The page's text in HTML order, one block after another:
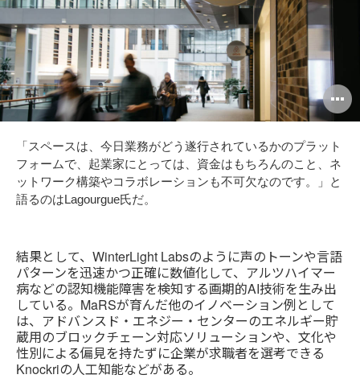
「スペースは、今日業務がどう遂行されているかのプラット
フォームで、起業家にとっては、資金はもちろんのこと、ネ
ットワーク構築やコラボレーションも不可欠なのです。」と
語るのはLagourgue氏だ。
結果として、WinterLight Labsのように声のトーンや言語
パターンを迅速かつ正確に数値化して、アルツハイマー
病などの認知機能障害を検知する画期的AI技術を生み出
している。MaRSが育んだ他のイノベーション例として
は、アドバンスド・エネジー・センターのエネルギー貯
蔵用のブロックチェーン対応ソリューションや、文化や
性別による偏見を持たずに企業が求職者を選考できる
Knockriの人工知能などがある。